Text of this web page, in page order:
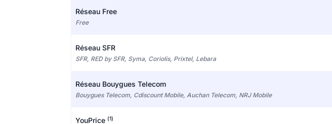
Réseau Free
Free
Réseau SFR
SFR, RED by SFR, Syma, Coriolis, Prixtel, Lebara
Réseau Bouygues Telecom
Bouygues Telecom, Cdiscount Mobile, Auchan Telecom, NRJ Mobile
YouPrice (1)